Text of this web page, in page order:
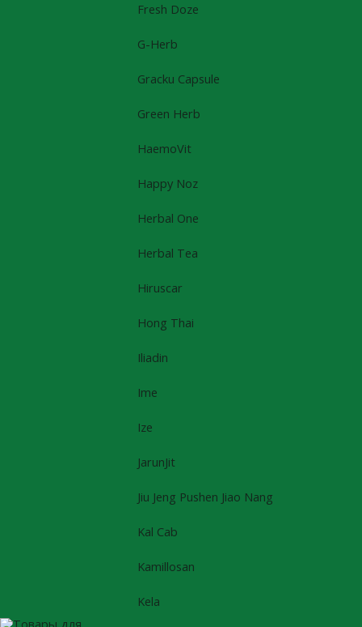
Fresh Doze
G-Herb
Gracku Capsule
Green Herb
HaemoVit
Happy Noz
Herbal One
Herbal Tea
Hiruscar
Hong Thai
Iliadin
Ime
Ize
JarunJit
Jiu Jeng Pushen Jiao Nang
Kal Cab
Kamillosan
Kela